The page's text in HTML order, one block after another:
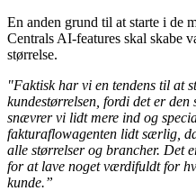
En anden grund til at starte i de
Centrals AI-features skal skabe
størrelse.
"Faktisk har vi en tendens til at
kundestørrelsen, fordi det er
snævrer vi lidt mere ind og
fakturaflowagenten lidt særlig,
alle størrelser og brancher. Det
for at lave noget værdifuldt for
kunde.”